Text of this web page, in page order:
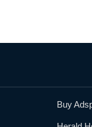
Buy